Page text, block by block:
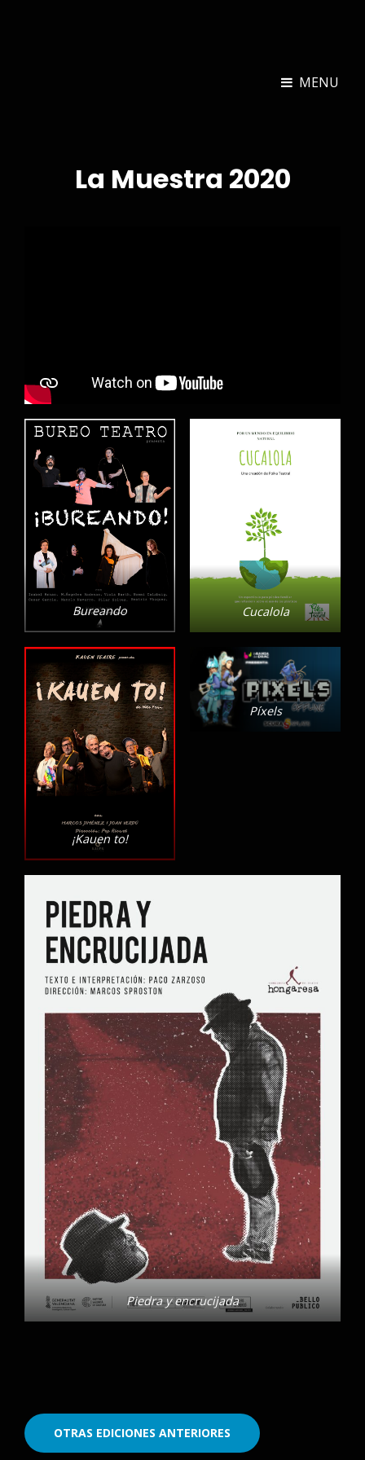
MUESTRA DE RUBIELOS MENU
La Muestra 2020
Bureando Cucalola
¡Kauen to!
Píxels
Piedra y encrucijada
OTRAS EDICIONES ANTERIORES